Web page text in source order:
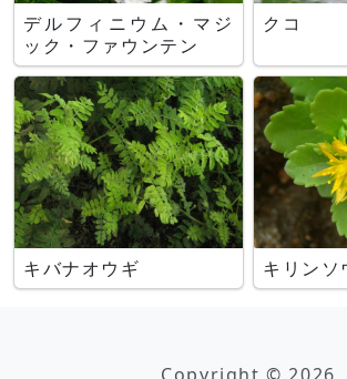
デルフィニウム・マジ
ック・ファウンテン
クコ
キバナオウギ キリンソ